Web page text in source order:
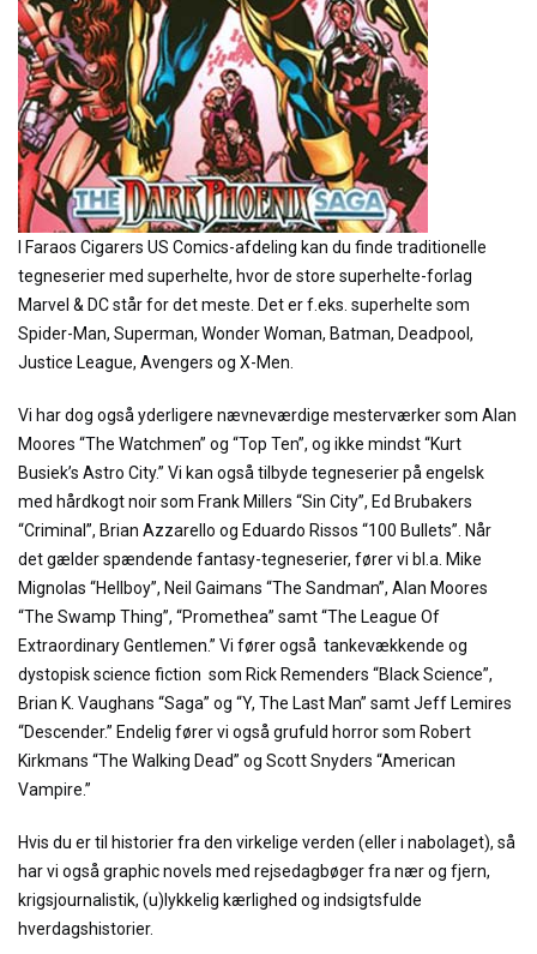
I Faraos Cigarers US Comics-afdeling kan du finde traditionelle
tegneserier med superhelte, hvor de store superhelte-forlag
Marvel & DC står for det meste. Det er f.eks. superhelte som
Spider-Man, Superman, Wonder Woman, Batman, Deadpool,
Justice League, Avengers og X-Men.
Vi har dog også yderligere nævneværdige mesterværker som Alan
Moores “The Watchmen” og “Top Ten”, og ikke mindst “Kurt
Busiek’s Astro City.” Vi kan også tilbyde tegneserier på engelsk
med hårdkogt noir som Frank Millers “Sin City”, Ed Brubakers
“Criminal”, Brian Azzarello og Eduardo Rissos “100 Bullets”. Når
det gælder spændende fantasy-tegneserier, fører vi bl.a. Mike
Mignolas “Hellboy”, Neil Gaimans “The Sandman”, Alan Moores
“The Swamp Thing”, “Promethea” samt “The League Of
Extraordinary Gentlemen.” Vi fører også tankevækkende og
dystopisk science fiction som Rick Remenders “Black Science”,
Brian K. Vaughans “Saga” og “Y, The Last Man” samt Jeff Lemires
“Descender.” Endelig fører vi også grufuld horror som Robert
Kirkmans “The Walking Dead” og Scott Snyders “American
Vampire.”
Hvis du er til historier fra den virkelige verden (eller i nabolaget), så
har vi også graphic novels med rejsedagbøger fra nær og fjern,
krigsjournalistik, (u)lykkelig kærlighed og indsigtsfulde
hverdagshistorier.